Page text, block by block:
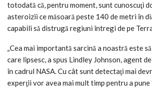
totodată că, pentru moment, sunt cunoscuţi
asteroizii ce măsoară peste 140 de metri în
capabili să distrugă regiuni întregi de pe
„Cea mai importantă sarcină a noastră este să
care lipsesc, a spus Lindley Johnson, agent
în cadrul NASA. Cu cât sunt detectaţi mai
experţii vor avea mai mult timp pentru a pune